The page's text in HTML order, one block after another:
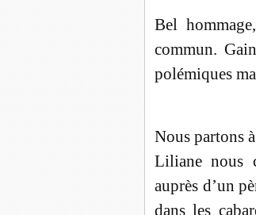
Bel
commun.
polémiques
Nous partons
Liliane nous
auprès d’un
dans les